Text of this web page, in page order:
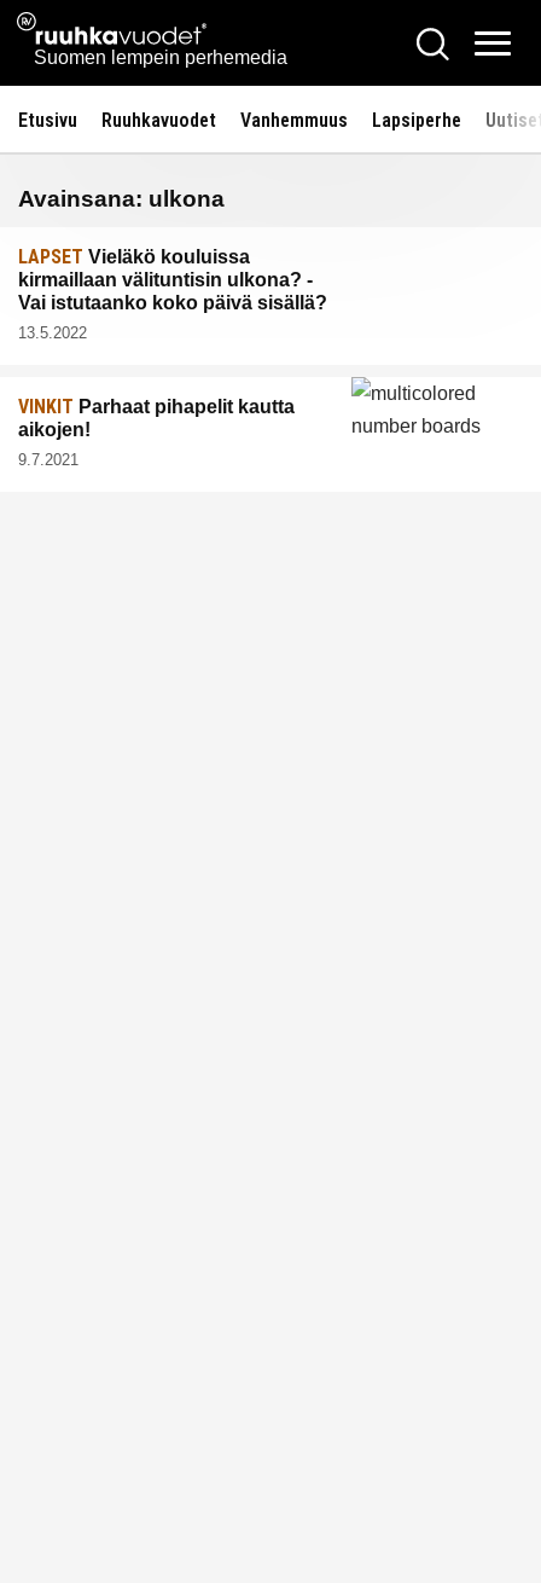
Siirry
sisältöön
Ruuhkavuodet.fi
Suomen lempein perhemedia
Hae
Etusivu Ruuhkavuodet Vanhemmuus Lapsiperhe
Avainsana: ulkona
LAPSET Vieläkö kouluissa
kirmaillaan välituntisin ulkona? -
Vai istutaanko koko päivä sisällä?
13.5.2022
VINKIT Parhaat pihapelit kautta
aikojen!
9.7.2021